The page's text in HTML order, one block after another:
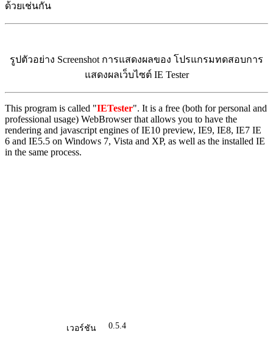
ด้วยเช่นกัน
รูปตัวอย่าง Screenshot การแสดงผลของ โปรแกรมทดสอบการ
แสดงผลเว็บไซต์ IE Tester
This program is called "IETester". It is a free (both for personal and
professional usage) WebBrowser that allows you to have the
rendering and javascript engines of IE10 preview, IE9, IE8, IE7 IE
6 and IE5.5 on Windows 7, Vista and XP, as well as the installed IE
in the same process.
เวอร์ชัน 0.5.4